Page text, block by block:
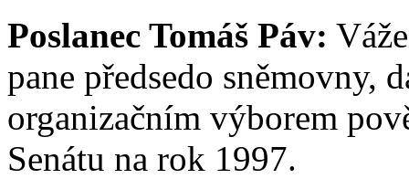
Poslanec Tomáš Páv:
pane předsedo sněmovny,
organizačním výborem
Senátu na rok 1997.